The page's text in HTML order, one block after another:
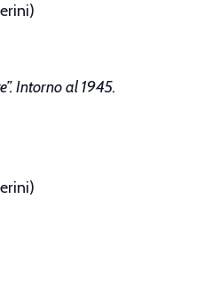
Intorno al 1945.